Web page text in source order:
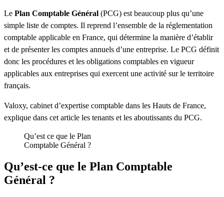
Le Plan Comptable Général (PCG) est beaucoup plus qu’une
simple liste de comptes. Il reprend l’ensemble de la réglementation
comptable applicable en France, qui détermine la manière d’établir
et de présenter les comptes annuels d’une entreprise. Le PCG définit
donc les procédures et les obligations comptables en vigueur
applicables aux entreprises qui exercent une activité sur le territoire
français.
Valoxy, cabinet d’expertise comptable dans les Hauts de France,
explique dans cet article les tenants et les aboutissants du PCG.
Qu’est ce que le Plan
Comptable Général ?
Qu’est-ce que le Plan Comptable
Général ?